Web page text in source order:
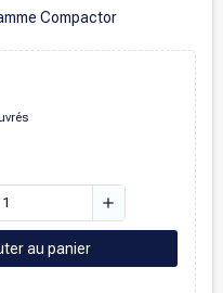
Compactor
add
au panier